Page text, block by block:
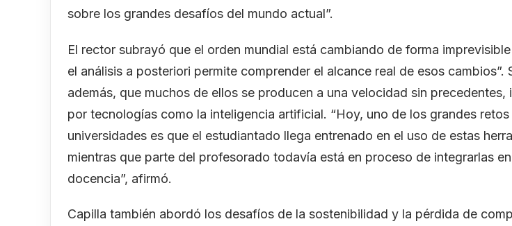
sobre los grandes desafíos del mundo actual”.
El rector subrayó que el orden mundial está cambiando de forma
el análisis a posteriori permite comprender el alcance real de esos cambios”.
además, que muchos de ellos se producen a una velocidad sin precedentes,
por tecnologías como la inteligencia artificial. “Hoy, uno de los grandes retos
universidades es que el estudiantado llega entrenado en el uso de estas
mientras que parte del profesorado todavía está en proceso de integrarlas
docencia”, afirmó.
Capilla también abordó los desafíos de la sostenibilidad y la pérdida de